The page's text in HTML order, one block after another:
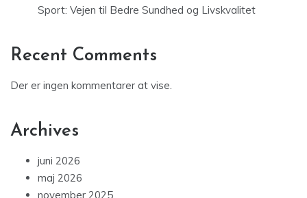
Sport: Vejen til Bedre Sundhed og Livskvalitet
Recent Comments
Der er ingen kommentarer at vise.
Archives
juni 2026
maj 2026
november 2025